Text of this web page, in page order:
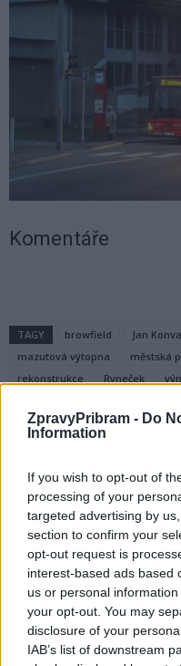
ZpravyPribram - Do
Information
If you wish to opt-out of
processing of your
targeted advertising by
section to confirm your
opt-out request is
interest-based ads based
us or personal
your opt-out. You may
disclosure of your
IAB’s list of downstream
Komentáře
TAGY browfield Jan
mazutová výtopna
městská
rekonstrukce
Ryneček
Předchozí článek
Divadelníci zavítali do Bedny.
Společně oprašují